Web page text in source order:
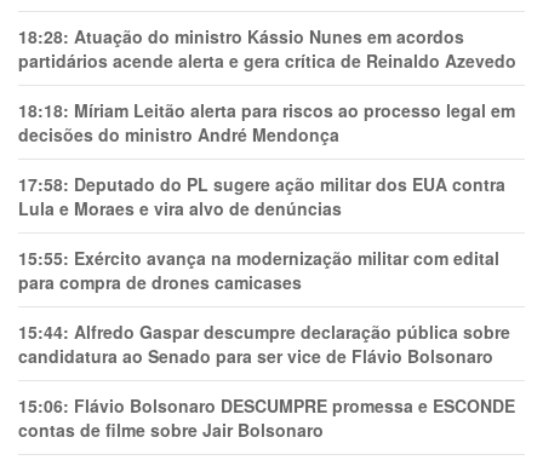
18:28: Atuação do ministro Kássio Nunes em acordos
partidários acende alerta e gera crítica de Reinaldo Azevedo
18:18: Míriam Leitão alerta para riscos ao processo legal em
decisões do ministro André Mendonça
17:58: Deputado do PL sugere ação militar dos EUA contra
Lula e Moraes e vira alvo de denúncias
15:55: Exército avança na modernização militar com edital
para compra de drones camicases
15:44: Alfredo Gaspar descumpre declaração pública sobre
candidatura ao Senado para ser vice de Flávio Bolsonaro
15:06: Flávio Bolsonaro DESCUMPRE promessa e ESCONDE
contas de filme sobre Jair Bolsonaro